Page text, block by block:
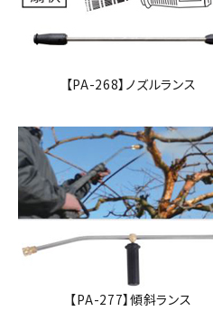
【PA-268】ノズルランス
【PA-277】傾斜ランス